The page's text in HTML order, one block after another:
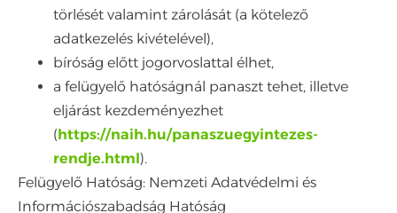
törlését valamint zárolását (a kötelező
adatkezelés kivételével),
bíróság előtt jogorvoslattal élhet,
a felügyelő hatóságnál panaszt tehet, illetve
eljárást kezdeményezhet
(https://naih.hu/panaszuegyintezes-
rendje.html).
Felügyelő Hatóság: Nemzeti Adatvédelmi és
Információszabadság Hatóság